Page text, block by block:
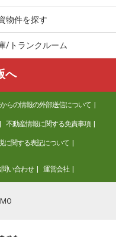
物件を探す
/トランクルーム
へ
らの情報の外部送信について
不動産情報に関する免責事項
に関する表記について
問い合わせ 運営会社